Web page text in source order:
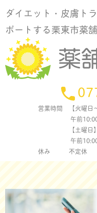
ダイエット・皮膚ト
ポートする栗東市薬
営業時間
【火曜日
午前
【土曜日】
午前
休み
不定休